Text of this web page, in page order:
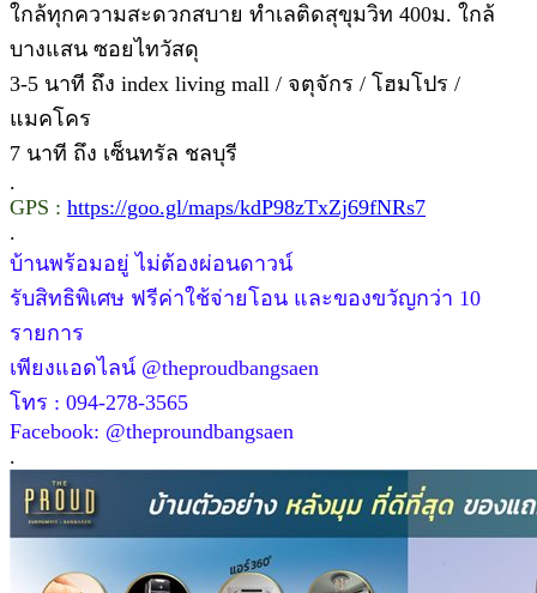
ใกล้ทุกความสะดวกสบาย ทำเลติดสุขุมวิท 400ม. ใกล้
บางแสน ซอยไทวัสดุ
3-5 นาที ถึง index living mall / จตุจักร / โฮมโปร /
แมคโคร
7 นาที ถึง เซ็นทรัล ชลบุรี
.
GPS : https://goo.gl/maps/kdP98zTxZj69fNRs7
.
บ้านพร้อมอยู่ ไม่ต้องผ่อนดาวน์
รับสิทธิพิเศษ ฟรีค่าใช้จ่ายโอน และของขวัญกว่า 10
รายการ
เพียงแอดไลน์ @theproudbangsaen
โทร : 094-278-3565
Facebook: @theproundbangsaen
.